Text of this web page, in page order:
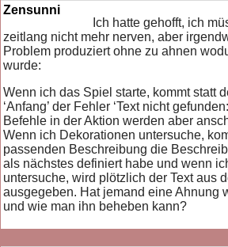
Zensunni
Ich hatte gehofft, ich
zeitlang nicht mehr nerven, aber
Problem produziert ohne zu ahnen
wurde:
Wenn ich das Spiel starte, kommt statt
‘Anfang’ der Fehler ‘Text nicht
Befehle in der Aktion werden aber
Wenn ich Dekorationen untersuche,
passenden Beschreibung die
als nächstes definiert habe und wenn
untersuche, wird plötzlich der Text aus
ausgegeben. Hat jemand eine Ahnung
und wie man ihn beheben kann?